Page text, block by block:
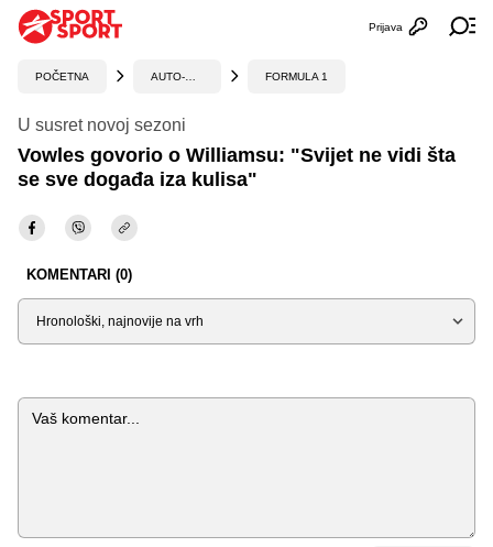
Otvori
Prijava
POČETNA FORMULA 1
U susret novoj sezoni
Vowles govorio o Williamsu: "Svijet ne vidi šta
se sve događa iza kulisa"
KOMENTARI (0)
Sortiraj
Komentar